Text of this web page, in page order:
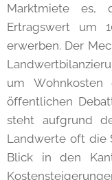
Marktmiete es,
Ertragswert um
erwerben. Der
um
öffentlichen
steht aufgrund
Landwerte oft die
Blick in den